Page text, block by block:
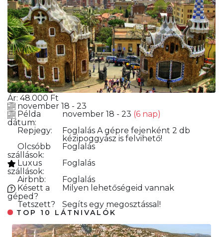
Ár: 48.000 Ft
november 18 - 23
Példa
dátum:
november 18 - 23 (6 nap)
Repjegy:
Foglalás A gépre fejenként 2 db
kézipoggyász is felvihető!
Olcsóbb
szállások:
Foglalás
Luxus
szállások:
Foglalás
Airbnb:
Foglalás
Késett a
géped?
Milyen lehetőségeid vannak
Tetszett?
Segíts egy megosztással!
TOP 10 LÁTNIVALÓK